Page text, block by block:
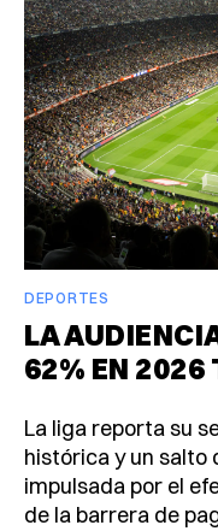
DEPORTES
LA
62% EN 2026
La liga reporta su
histórica y un salto
impulsada por el
de la barrera de